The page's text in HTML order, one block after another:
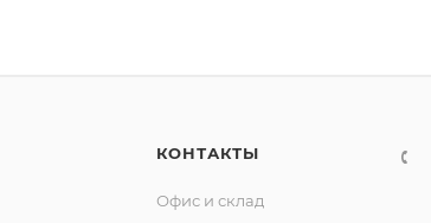
КОНТАКТЫ
Офис и склад